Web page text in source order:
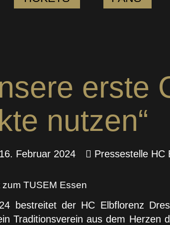
erste
nutzen“
16. Februar 2024 Pressestelle HC
TUSEM Essen
bestreitet der HC Elbflorenz
Traditionsverein aus dem Herzen